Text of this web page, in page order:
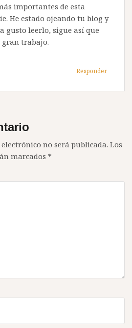
importantes de esta
He estado ojeando tu blog y
gusto leerlo, sigue así que
gran trabajo.
Responder
no será publicada. Los
marcados *